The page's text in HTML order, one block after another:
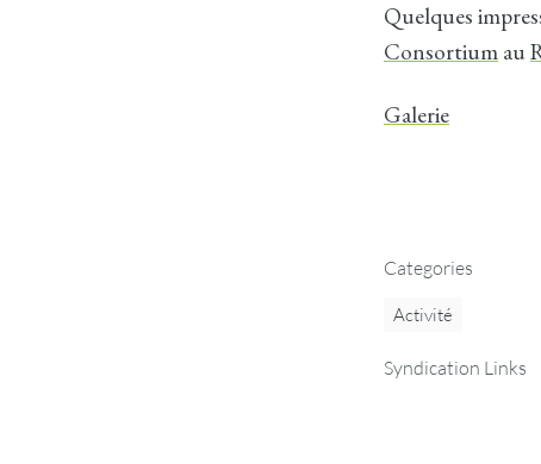
Quelques
Consortium au
Galerie
Categories
Activité
Syndication Links